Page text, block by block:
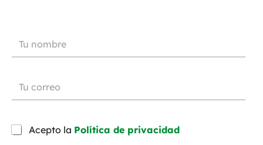
Acepto la Política de privacidad